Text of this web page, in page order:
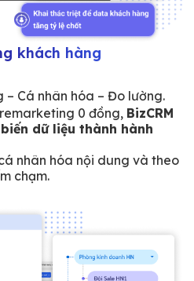
khách hàng
– Cá nhân hóa – Đo lường.
0 đồng, BizCRM
dữ liệu thành hành
nhân hóa nội dung và theo
chạm.